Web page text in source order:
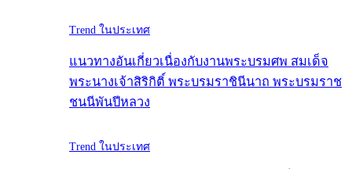
Trend ในประเทศ
แนวทางอันเกี่ยวเนื่องกับงานพระบรมศพ สมเด็จ
พระนางเจ้าสิริกิติ์ พระบรมราชินีนาถ พระบรมราช
ชนนีพันปีหลวง
Trend ในประเทศ